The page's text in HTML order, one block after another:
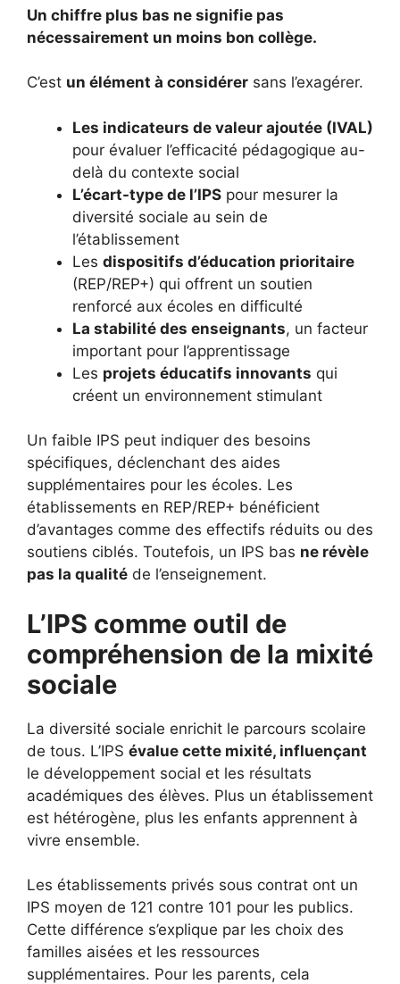
Un chiffre plus bas ne signifie pas
nécessairement un moins bon collège.
C’est un élément à considérer sans l’exagérer.
Les indicateurs de valeur ajoutée (IVAL)
pour évaluer l’efficacité pédagogique au-
delà du contexte social
L’écart-type de l’IPS pour mesurer la
diversité sociale au sein de
l’établissement
Les dispositifs d’éducation prioritaire
(REP/REP+) qui offrent un soutien
renforcé aux écoles en difficulté
La stabilité des enseignants, un facteur
important pour l’apprentissage
Les projets éducatifs innovants qui
créent un environnement stimulant
Un faible IPS peut indiquer des besoins
spécifiques, déclenchant des aides
supplémentaires pour les écoles. Les
établissements en REP/REP+ bénéficient
d’avantages comme des effectifs réduits ou des
soutiens ciblés. Toutefois, un IPS bas ne révèle
pas la qualité de l’enseignement.
L’IPS comme outil de
compréhension de la mixité
sociale
La diversité sociale enrichit le parcours scolaire
de tous. L’IPS évalue cette mixité, influençant
le développement social et les résultats
académiques des élèves. Plus un établissement
est hétérogène, plus les enfants apprennent à
vivre ensemble.
Les établissements privés sous contrat ont un
IPS moyen de 121 contre 101 pour les publics.
Cette différence s’explique par les choix des
familles aisées et les ressources
supplémentaires. Pour les parents, cela